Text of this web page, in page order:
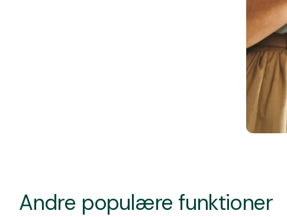
Andre populære funktioner